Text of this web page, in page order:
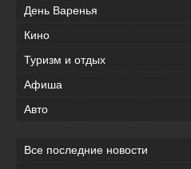
День Варенья
Кино
Туризм и отдых
Афиша
Авто
Все последние новости